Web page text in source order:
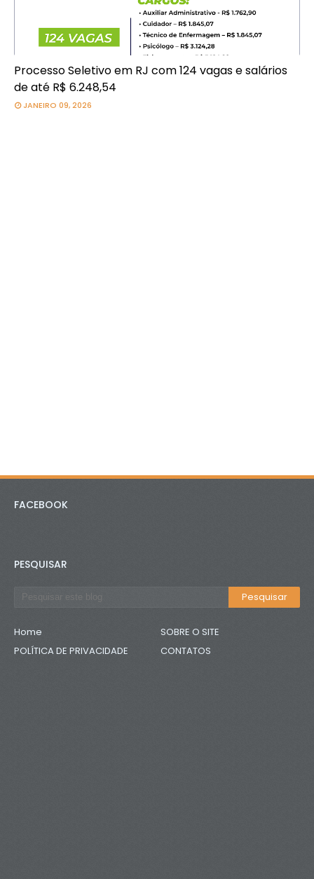
Processo Seletivo em RJ com 124 vagas e salários
de até R$ 6.248,54
JANEIRO 09, 2026
FACEBOOK
PESQUISAR
Home
SOBRE O SITE
POLÍTICA DE PRIVACIDADE
CONTATOS